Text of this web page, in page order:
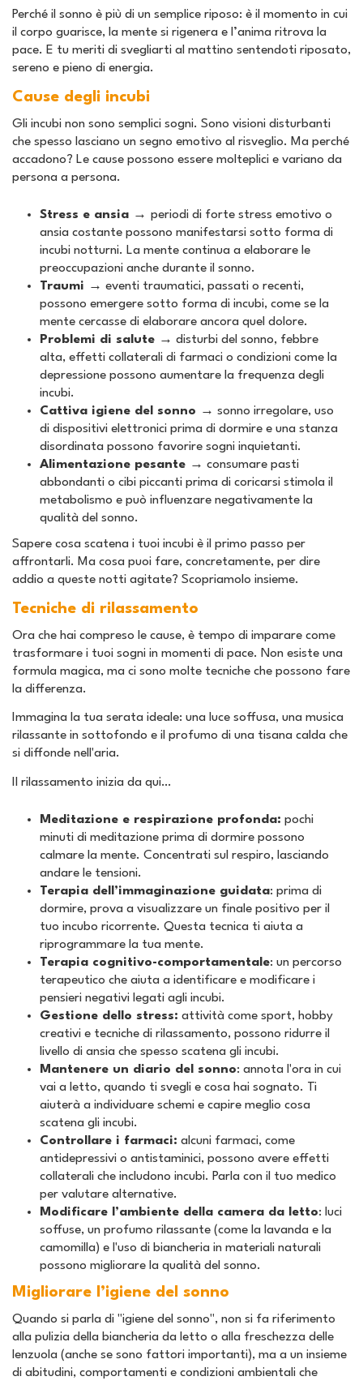
Perché il sonno è più di un semplice riposo: è il momento in cui
il corpo guarisce, la mente si rigenera e l’anima ritrova la
pace. E tu meriti di svegliarti al mattino sentendoti riposato,
sereno e pieno di energia.
Cause degli incubi
Gli incubi non sono semplici sogni. Sono visioni disturbanti
che spesso lasciano un segno emotivo al risveglio. Ma perché
accadono? Le cause possono essere molteplici e variano da
persona a persona.
Stress e ansia → periodi di forte stress emotivo o
ansia costante possono manifestarsi sotto forma di
incubi notturni. La mente continua a elaborare le
preoccupazioni anche durante il sonno.
Traumi → eventi traumatici, passati o recenti,
possono emergere sotto forma di incubi, come se la
mente cercasse di elaborare ancora quel dolore.
Problemi di salute → disturbi del sonno, febbre
alta, effetti collaterali di farmaci o condizioni come la
depressione possono aumentare la frequenza degli
incubi.
Cattiva igiene del sonno → sonno irregolare, uso
di dispositivi elettronici prima di dormire e una stanza
disordinata possono favorire sogni inquietanti.
Alimentazione pesante → consumare pasti
abbondanti o cibi piccanti prima di coricarsi stimola il
metabolismo e può influenzare negativamente la
qualità del sonno.
Sapere cosa scatena i tuoi incubi è il primo passo per
affrontarli. Ma cosa puoi fare, concretamente, per dire
addio a queste notti agitate? Scopriamolo insieme.
Tecniche di rilassamento
Ora che hai compreso le cause, è tempo di imparare come
trasformare i tuoi sogni in momenti di pace. Non esiste una
formula magica, ma ci sono molte tecniche che possono fare
la differenza.
Immagina la tua serata ideale: una luce soffusa, una musica
rilassante in sottofondo e il profumo di una tisana calda che
si diffonde nell'aria.
Il rilassamento inizia da qui…
Meditazione e respirazione profonda: pochi
minuti di meditazione prima di dormire possono
calmare la mente. Concentrati sul respiro, lasciando
andare le tensioni.
Terapia dell’immaginazione guidata: prima di
dormire, prova a visualizzare un finale positivo per il
tuo incubo ricorrente. Questa tecnica ti aiuta a
riprogrammare la tua mente.
Terapia cognitivo-comportamentale: un percorso
terapeutico che aiuta a identificare e modificare i
pensieri negativi legati agli incubi.
Gestione dello stress: attività come sport, hobby
creativi e tecniche di rilassamento, possono ridurre il
livello di ansia che spesso scatena gli incubi.
Mantenere un diario del sonno: annota l'ora in cui
vai a letto, quando ti svegli e cosa hai sognato. Ti
aiuterà a individuare schemi e capire meglio cosa
scatena gli incubi.
Controllare i farmaci: alcuni farmaci, come
antidepressivi o antistaminici, possono avere effetti
collaterali che includono incubi. Parla con il tuo medico
per valutare alternative.
Modificare l’ambiente della camera da letto: luci
soffuse, un profumo rilassante (come la lavanda e la
camomilla) e l'uso di biancheria in materiali naturali
possono migliorare la qualità del sonno.
Migliorare l’igiene del sonno
Quando si parla di "igiene del sonno", non si fa riferimento
alla pulizia della biancheria da letto o alla freschezza delle
lenzuola (anche se sono fattori importanti), ma a un insieme
di abitudini, comportamenti e condizioni ambientali che